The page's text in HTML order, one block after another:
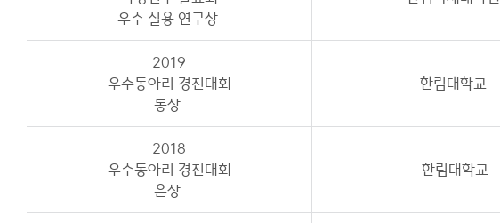
우수 실용 연구상
2019
우수동아리 경진대회
동상
한림대학교
2018
우수동아리 경진대회
은상
한림대학교